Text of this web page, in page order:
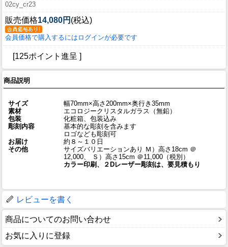
02cy_cr23
販売価格14,080円 (税込)
会員価格で購入するにはログインが必要です
[125ポイント進呈 ]
商品説明
サイズ
幅70mm×高さ200mm×奥行き35mm
素材
エコロジークリスタルガラス（無鉛）
包装
化粧箱、包装込み
彫刻内容
基本的な彫刻を含みます
ロゴなども彫刻可
お届け
約８～１０日
その他
サイズバリエーションあり Ｍ）高さ18cm ＠
12,000、 Ｓ）高さ15cm ＠11,000（税別）
カラー印刷、２Dレーザー彫刻は、要見積もり
レビューを書く
商品についてのお問い合わせ
お気に入りに登録